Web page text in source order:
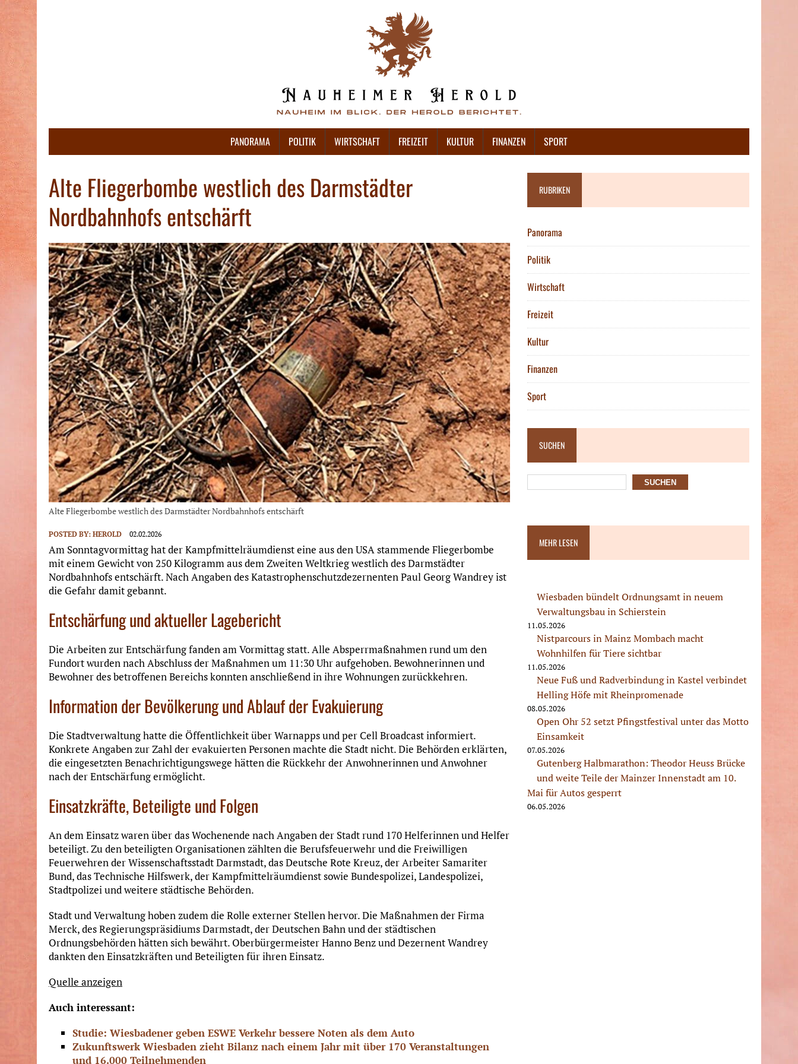
PANORAMA POLITIK WIRTSCHAFT FREIZEIT KULTUR FINANZEN SPORT
Alte Fliegerbombe westlich des Darmstädter
Nordbahnhofs entschärft
Alte Fliegerbombe westlich des Darmstädter Nordbahnhofs entschärft
POSTED BY: HEROLD 02.02.2026
Am Sonntagvormittag hat der Kampfmittelräumdienst eine aus den USA stammende Fliegerbombe
mit einem Gewicht von 250 Kilogramm aus dem Zweiten Weltkrieg westlich des Darmstädter
Nordbahnhofs entschärft. Nach Angaben des Katastrophenschutzdezernenten Paul Georg Wandrey ist
die Gefahr damit gebannt.
Entschärfung und aktueller Lagebericht
Die Arbeiten zur Entschärfung fanden am Vormittag statt. Alle Absperrmaßnahmen rund um den
Fundort wurden nach Abschluss der Maßnahmen um 11:30 Uhr aufgehoben. Bewohnerinnen und
Bewohner des betroffenen Bereichs konnten anschließend in ihre Wohnungen zurückkehren.
Information der Bevölkerung und Ablauf der Evakuierung
Die Stadtverwaltung hatte die Öffentlichkeit über Warnapps und per Cell Broadcast informiert.
Konkrete Angaben zur Zahl der evakuierten Personen machte die Stadt nicht. Die Behörden erklärten,
die eingesetzten Benachrichtigungswege hätten die Rückkehr der Anwohnerinnen und Anwohner
nach der Entschärfung ermöglicht.
Einsatzkräfte, Beteiligte und Folgen
An dem Einsatz waren über das Wochenende nach Angaben der Stadt rund 170 Helferinnen und Helfer
beteiligt. Zu den beteiligten Organisationen zählten die Berufsfeuerwehr und die Freiwilligen
Feuerwehren der Wissenschaftsstadt Darmstadt, das Deutsche Rote Kreuz, der Arbeiter Samariter
Bund, das Technische Hilfswerk, der Kampfmittelräumdienst sowie Bundespolizei, Landespolizei,
Stadtpolizei und weitere städtische Behörden.
Stadt und Verwaltung hoben zudem die Rolle externer Stellen hervor. Die Maßnahmen der Firma
Merck, des Regierungspräsidiums Darmstadt, der Deutschen Bahn und der städtischen
Ordnungsbehörden hätten sich bewährt. Oberbürgermeister Hanno Benz und Dezernent Wandrey
dankten den Einsatzkräften und Beteiligten für ihren Einsatz.
Quelle anzeigen
Auch interessant:
Studie: Wiesbadener geben ESWE Verkehr bessere Noten als dem Auto
Zukunftswerk Wiesbaden zieht Bilanz nach einem Jahr mit über 170 Veranstaltungen
und 16.000 Teilnehmenden
RUBRIKEN
Panorama
Politik
Wirtschaft
Freizeit
Kultur
Finanzen
Sport
SUCHEN
SUCHEN
MEHR LESEN
Wiesbaden bündelt Ordnungsamt in neuem
Verwaltungsbau in Schierstein
11.05.2026
Nistparcours in Mainz Mombach macht
Wohnhilfen für Tiere sichtbar
11.05.2026
Neue Fuß und Radverbindung in Kastel verbindet
Helling Höfe mit Rheinpromenade
08.05.2026
Open Ohr 52 setzt Pfingstfestival unter das Motto
Einsamkeit
07.05.2026
Gutenberg Halbmarathon: Theodor Heuss Brücke
und weite Teile der Mainzer Innenstadt am 10.
Mai für Autos gesperrt
06.05.2026